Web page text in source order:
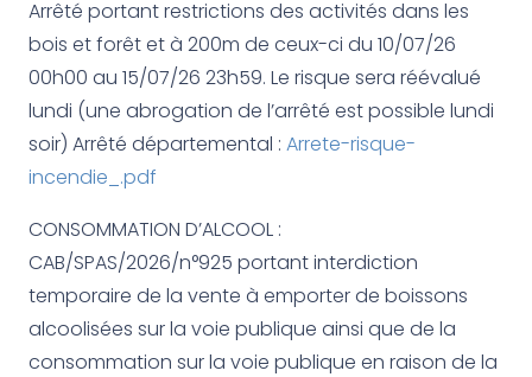
Arrêté portant restrictions des activités dans les
bois et forêt et à 200m de ceux-ci du 10/07/26
00h00 au 15/07/26 23h59. Le risque sera réévalué
lundi (une abrogation de l’arrêté est possible lundi
soir) Arrêté départemental : Arrete-risque-
incendie_.pdf
CONSOMMATION D’ALCOOL :
CAB/SPAS/2026/n°925 portant interdiction
temporaire de la vente à emporter de boissons
alcoolisées sur la voie publique ainsi que de la
consommation sur la voie publique en raison de la